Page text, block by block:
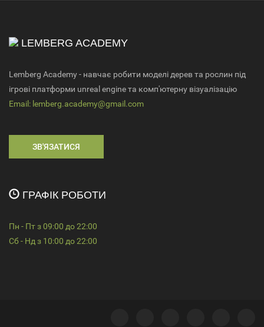
LEMBERG ACADEMY
Lemberg Academy - навчає робити моделі дерев та рослин під
ігрові платформи unreal engine та комп'ютерну візуалізацію
Email: lemberg.academy@gmail.com
ЗВ'ЯЗАТИСЯ
ГРАФІК РОБОТИ
Пн - Пт з 09:00 до 22:00
Сб - Нд з 10:00 до 22:00